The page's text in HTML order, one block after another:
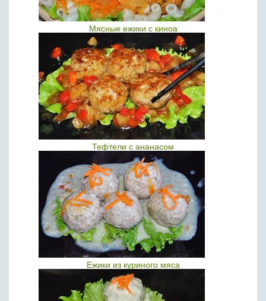
Мясные ежики с киноа
Тефтели с ананасом
Ежики из куриного мяса